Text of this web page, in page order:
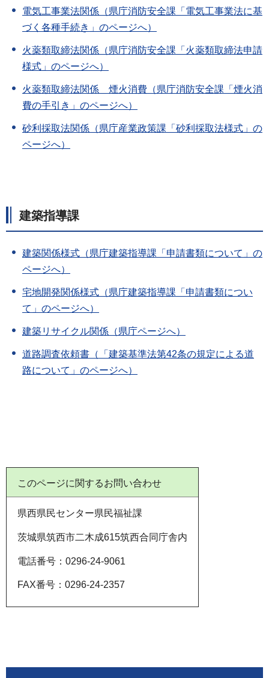
電気工事業法関係（県庁消防安全課「電気工事業法に基
づく各種手続き」のページへ）
火薬類取締法関係（県庁消防安全課「火薬類取締法申請
様式」のページへ）
火薬類取締法関係＿煙火消費（県庁消防安全課「煙火消
費の手引き」のページへ）
砂利採取法関係（県庁産業政策課「砂利採取法様式」の
ページへ）
建築指導課
建築関係様式（県庁建築指導課「申請書類について」の
ページへ）
宅地開発関係様式（県庁建築指導課「申請書類につい
て」のページへ）
建築リサイクル関係（県庁ページへ）
道路調査依頼書（「建築基準法第42条の規定による道
路について」のページへ）
このページに関するお問い合わせ
県西県民センター県民福祉課
茨城県筑西市二木成615筑西合同庁舎内
電話番号：0296-24-9061
FAX番号：0296-24-2357